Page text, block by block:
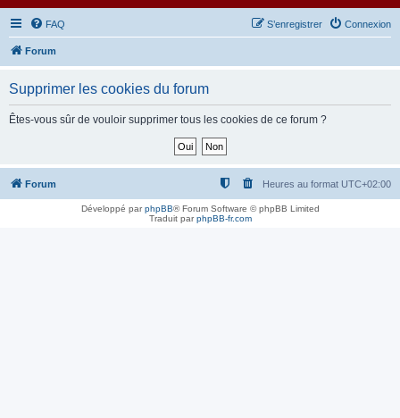
FAQ Connexion
S’enregistrer
Forum
Supprimer les cookies du forum
Êtes-vous sûr de vouloir supprimer tous les cookies de ce forum ?
Forum Heures au format UTC+02:00
Développé parphpBB® Forum Software © phpBB Limited
Traduit parphpBB-fr.com